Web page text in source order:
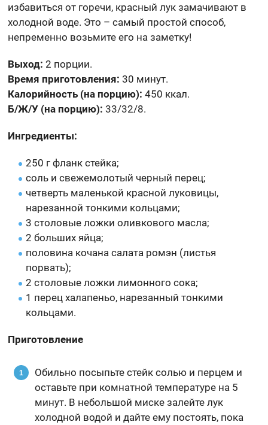
избавиться от горечи, красный лук замачивают в
холодной воде. Это – самый простой способ,
непременно возьмите его на заметку!
Выход: 2 порции.
Время приготовления: 30 минут.
Калорийность (на порцию): 450 ккал.
Б/Ж/У (на порцию): 33/32/8.
Ингредиенты:
250 г фланк стейка;
соль и свежемолотый черный перец;
четверть маленькой красной луковицы,
нарезанной тонкими кольцами;
3 столовые ложки оливкового масла;
2 больших яйца;
половина кочана салата ромэн (листья
порвать);
2 столовые ложки лимонного сока;
1 перец халапеньо, нарезанный тонкими
кольцами.
Приготовление
Обильно посыпьте стейк солью и перцем и
оставьте при комнатной температуре на 5
минут. В небольшой миске залейте лук
холодной водой и дайте ему постоять, пока